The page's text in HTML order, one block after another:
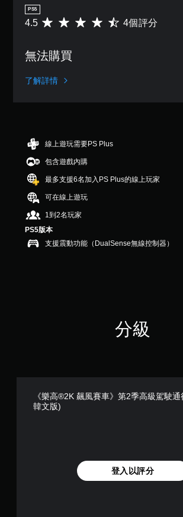
PS5
平
分
4
滿
分
5
顆
星
）
，
共
4
評
4.5 4個評分
無法購買
了解詳情
線上遊玩需要PS Plus
包含遊戲內購
最多支援6名加入PS Plus的線上玩家
可在線上遊玩
1到2名玩家
PS5版本
支援震動功能（DualSense無線控制器）
分級
《樂高®2K 飆風賽車》第2季高級駕駛
韓文版)
登入以評分